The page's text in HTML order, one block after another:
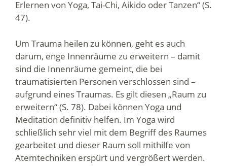
Erlernen von Yoga, Tai-Chi, Aikido oder Tanzen“ (S.
47).
Um Trauma heilen zu können, geht es auch
darum, enge Innenräume zu erweitern – damit
sind die Innenräume gemeint, die bei
traumatisierten Personen verschlossen sind –
aufgrund eines Traumas. Es gilt diesen „Raum zu
erweitern“ (S. 78). Dabei können Yoga und
Meditation definitiv helfen. Im Yoga wird
schließlich sehr viel mit dem Begriff des Raumes
gearbeitet und dieser Raum soll mithilfe von
Atemtechniken erspürt und vergrößert werden.